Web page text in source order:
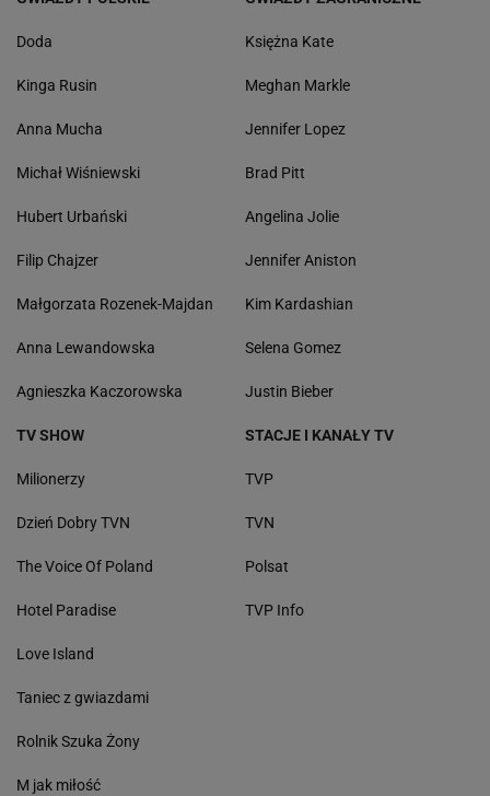
Doda
Kinga Rusin
Anna Mucha
Michał Wiśniewski
Hubert Urbański
Filip Chajzer
Małgorzata Rozenek-Majdan
Anna Lewandowska
Agnieszka Kaczorowska
Księżna Kate
Meghan Markle
Jennifer Lopez
Brad Pitt
Angelina Jolie
Jennifer Aniston
Kim Kardashian
Selena Gomez
Justin Bieber
TV SHOW
Milionerzy
Dzień Dobry TVN
The Voice Of Poland
Hotel Paradise
Love Island
Taniec z gwiazdami
Rolnik Szuka Żony
M jak miłość
STACJE I KANAŁY TV
TVP
TVN
Polsat
TVP Info